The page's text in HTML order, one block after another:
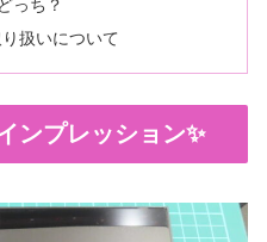
っち？
扱いについて
ンプレッション✨